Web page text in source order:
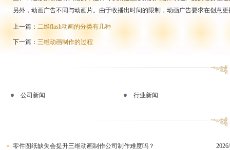
另外，动画广告不同与动画片。由于收播出时间的限制，动画广告要求在创意
上一篇：二维flash动画的分类有几种
下一篇：三维动画制作的过程
公司新闻 行业新闻
零件图纸缺失会提升三维动画制作公司制作难度吗？